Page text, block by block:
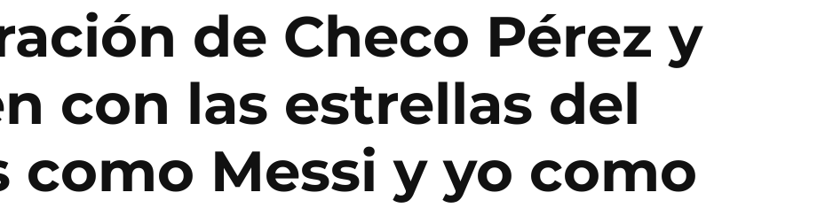
de Checo Pérez y
con las estrellas del
como Messi y yo como